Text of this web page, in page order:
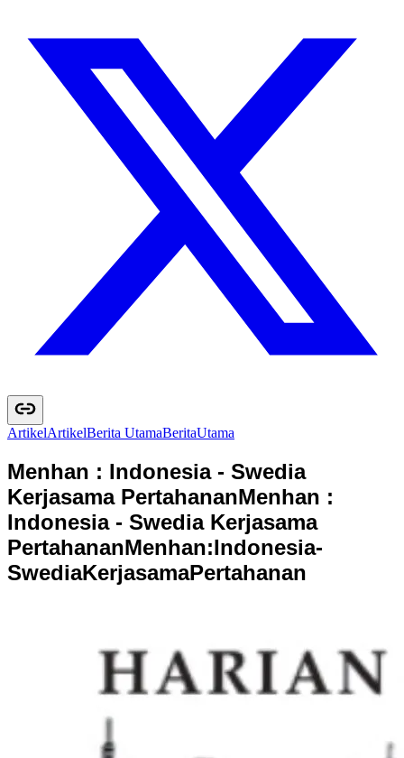
ArtikelArtikelBerita UtamaBeritaUtama
Menhan : Indonesia - Swedia
Kerjasama PertahananMenhan :
Indonesia - Swedia Kerjasama
PertahananMenhan:Indonesia-
SwediaKerjasamaPertahanan